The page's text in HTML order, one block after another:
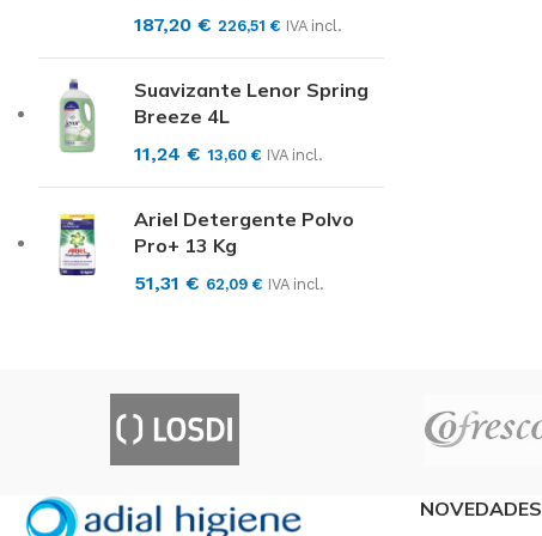
187,20 € 226,51 € IVA incl.
Suavizante Lenor Spring
Breeze 4L
11,24 € 13,60 € IVA incl.
Ariel Detergente Polvo
Pro+ 13 Kg
51,31 € 62,09 € IVA incl.
NOVEDADES